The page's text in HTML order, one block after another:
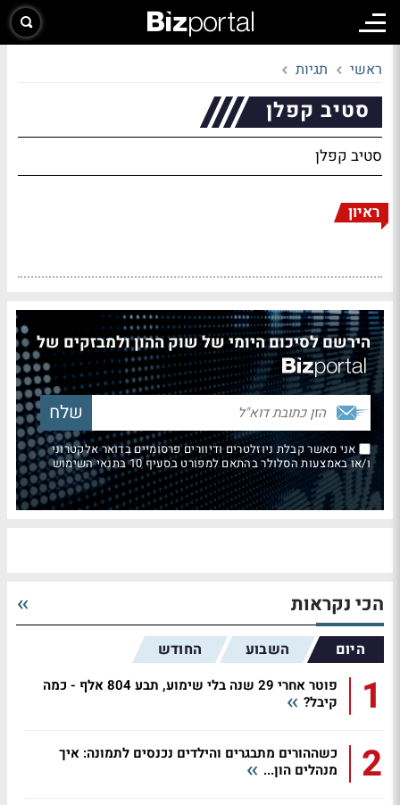
ראשי תגיות
סטיב קפלן
סטיב קפלן
ראיון
הירשם לסיכום היומי של שוק ההון ולמבזקים של
אני מאשר קבלת ניוזלטרים ודיוורים פרסומיים בדואר אלקטרוני
ו/או באמצעות הסלולר בהתאם למפורט בסעיף 10 בתנאי השימוש
הכי נקראות
היום השבוע החודש
1
פוטר אחרי 29 שנה בלי שימוע, תבע 804 אלף - כמה
קיבל?
2
כשההורים מתבגרים והילדים נכנסים לתמונה: איך
מנהלים הון...